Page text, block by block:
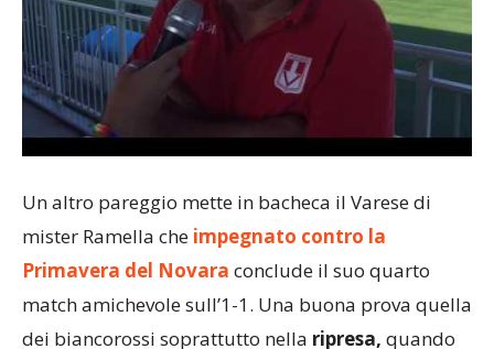
Un altro pareggio mette in bacheca il Varese di
mister Ramella che impegnato contro la
Primavera del Novara conclude il suo quarto
match amichevole sull’1-1. Una buona prova quella
dei biancorossi soprattutto nella ripresa, quando